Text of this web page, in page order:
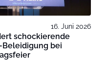
16. Juni 2026
schockierende
bei